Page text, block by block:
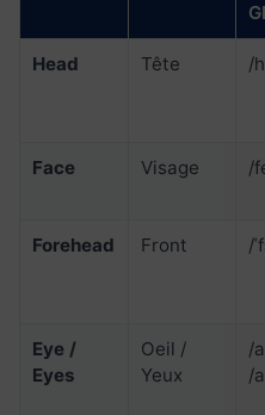
Head Tête /
Face Visage /
Forehead Front /
Eye /
Eyes
Oeil /
Yeux
/
/